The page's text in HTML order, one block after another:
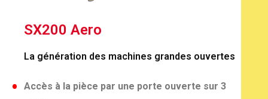
SX200 Aero
La génération des machines grandes ouvertes
Accès à la pièce par une porte ouverte sur 3